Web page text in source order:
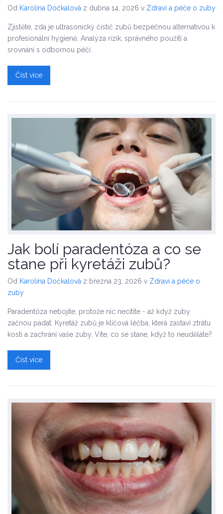
Od Karolína Dočkalová z dubna 14, 2026 v Zdraví a péče o zuby
Zjistěte, zda je ultrasonický čistič zubů bezpečnou alternativou k
profesionální hygieně. Analýza rizik, správného použití a
srovnání s odbornou péčí.
Číst více
Jak bolí paradentóza a co se
stane při kyretáži zubů?
Od Karolína Dočkalová z března 23, 2026 v Zdraví a péče o
zuby
Paradentóza nebojíte, protože nic necítíte - až když zuby
začnou padat. Kyretáž zubů je klíčová léčba, která zastaví ztrátu
kosti a zachrání vaše zuby. Víte, co se stane, když to neuděláte?
Číst více